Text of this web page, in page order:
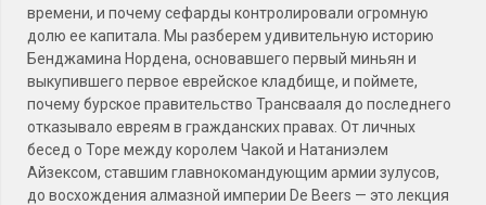
времени, и почему сефарды контролировали огромную
долю ее капитала. Мы разберем удивительную историю
Бенджамина Нордена, основавшего первый миньян и
выкупившего первое еврейское кладбище, и поймете,
почему бурское правительство Трансвааля до последнего
отказывало евреям в гражданских правах. От личных
бесед о Торе между королем Чакой и Натаниэлем
Айзексом, ставшим главнокомандующим армии зулусов,
до восхождения алмазной империи De Beers — это лекция